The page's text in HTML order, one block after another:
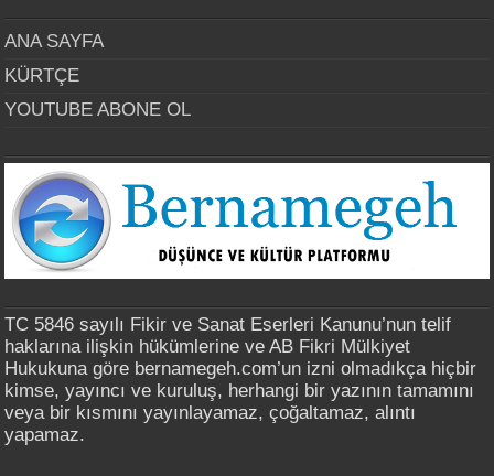
ANA SAYFA
KÜRTÇE
YOUTUBE ABONE OL
TC 5846 sayılı Fikir ve Sanat Eserleri Kanunu’nun telif
haklarına ilişkin hükümlerine ve AB Fikri Mülkiyet
Hukukuna göre bernamegeh.com’un izni olmadıkça hiçbir
kimse, yayıncı ve kuruluş, herhangi bir yazının tamamını
veya bir kısmını yayınlayamaz, çoğaltamaz, alıntı
yapamaz.